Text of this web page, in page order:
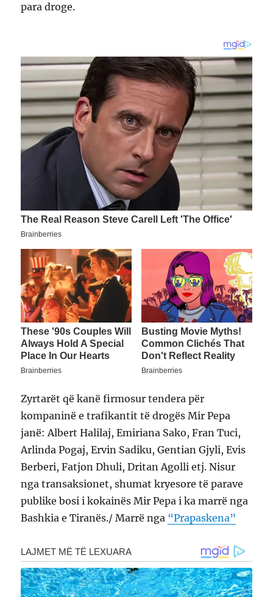
para droge.
Zyrtarët që kanë firmosur tendera për
kompaninë e trafikantit të drogës Mir Pepa
janë: Albert Halilaj, Emiriana Sako, Fran Tuci,
Arlinda Pogaj, Ervin Sadiku, Gentian Gjyli, Evis
Berberi, Fatjon Dhuli, Dritan Agolli etj. Nisur
nga transaksionet, shumat kryesore të parave
publike bosi i kokainës Mir Pepa i ka marrë nga
Bashkia e Tiranës./ Marrë nga “Prapaskena”